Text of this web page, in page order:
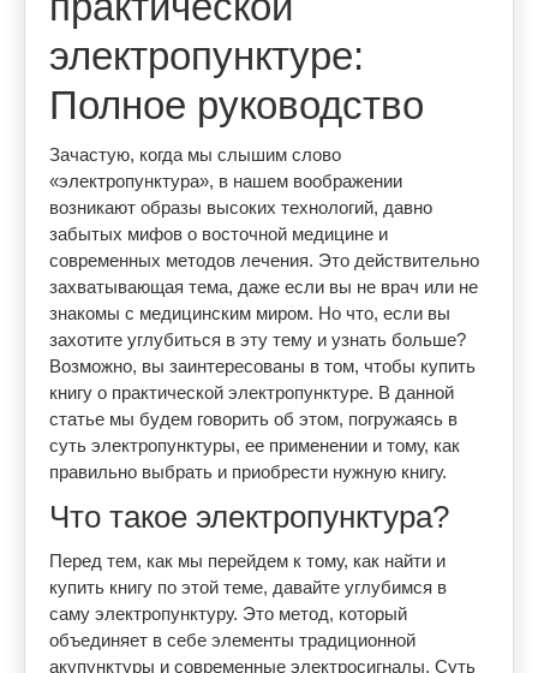
электропунктуре:
Полное руководство
Зачастую, когда мы слышим слово
«электропунктура», в нашем воображении
возникают образы высоких технологий, давно
забытых мифов о восточной медицине и
современных методов лечения. Это действительно
захватывающая тема, даже если вы не врач или не
знакомы с медицинским миром. Но что, если вы
захотите углубиться в эту тему и узнать больше?
Возможно, вы заинтересованы в том, чтобы купить
книгу о практической электропунктуре. В данной
статье мы будем говорить об этом, погружаясь в
суть электропунктуры, ее применении и тому, как
правильно выбрать и приобрести нужную книгу.
Что такое электропунктура?
Перед тем, как мы перейдем к тому, как найти и
купить книгу по этой теме, давайте углубимся в
саму электропунктуру. Это метод, который
объединяет в себе элементы традиционной
акупунктуры и современные электросигналы. Суть